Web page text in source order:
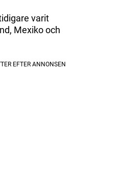
varit
Mexiko och